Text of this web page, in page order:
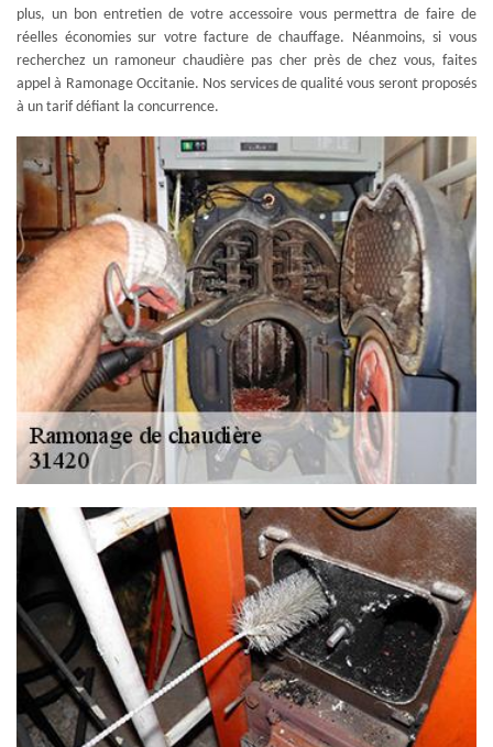
plus, un bon entretien de votre accessoire vous permettra de faire de
réelles économies sur votre facture de chauffage. Néanmoins, si vous
recherchez un ramoneur chaudière pas cher près de chez vous, faites
appel à Ramonage Occitanie. Nos services de qualité vous seront proposés
à un tarif défiant la concurrence.